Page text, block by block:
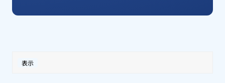
表示